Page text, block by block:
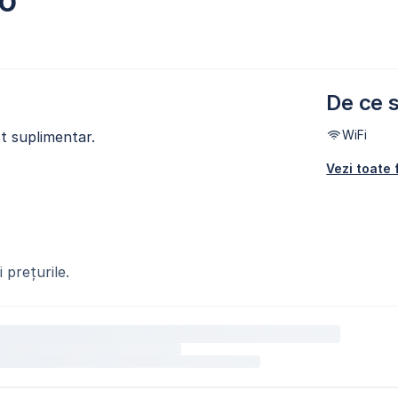
suplimentar.
De ce
WiFi
Vezi toate
prețurile.